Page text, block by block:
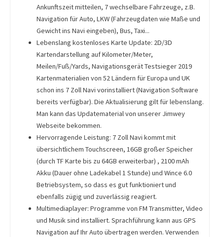
Ankunftszeit mitteilen, 7 wechselbare Fahrzeuge, z.B.
Navigation für Auto, LKW (Fahrzeugdaten wie Maße und
Gewicht ins Navi eingeben), Bus, Taxi...
Lebenslang kostenloses Karte Update: 2D/3D
Kartendarstellung auf Kilometer/Meter,
Meilen/Fuß/Yards, Navigationsgerät Testsieger 2019
Kartenmaterialien von 52 Ländern für Europa und UK
schon ins 7 Zoll Navi vorinstalliert (Navigation Software
bereits verfügbar). Die Aktualisierung gilt für lebenslang.
Man kann das Updatematerial von unserer Jimwey
Webseite bekommen.
Hervorragende Leistung: 7 Zoll Navi kommt mit
übersichtlichem Touchscreen, 16GB großer Speicher
(durch TF Karte bis zu 64GB erweiterbar) , 2100 mAh
Akku (Dauer ohne Ladekabel 1 Stunde) und Wince 6.0
Betriebsystem, so dass es gut funktioniert und
ebenfalls zügig und zuverlässig reagiert.
Multimediaplayer: Programme von FM Transmitter, Video
und Musik sind installiert. Sprachführung kann aus GPS
Navigation auf Ihr Auto übertragen werden. Verwenden